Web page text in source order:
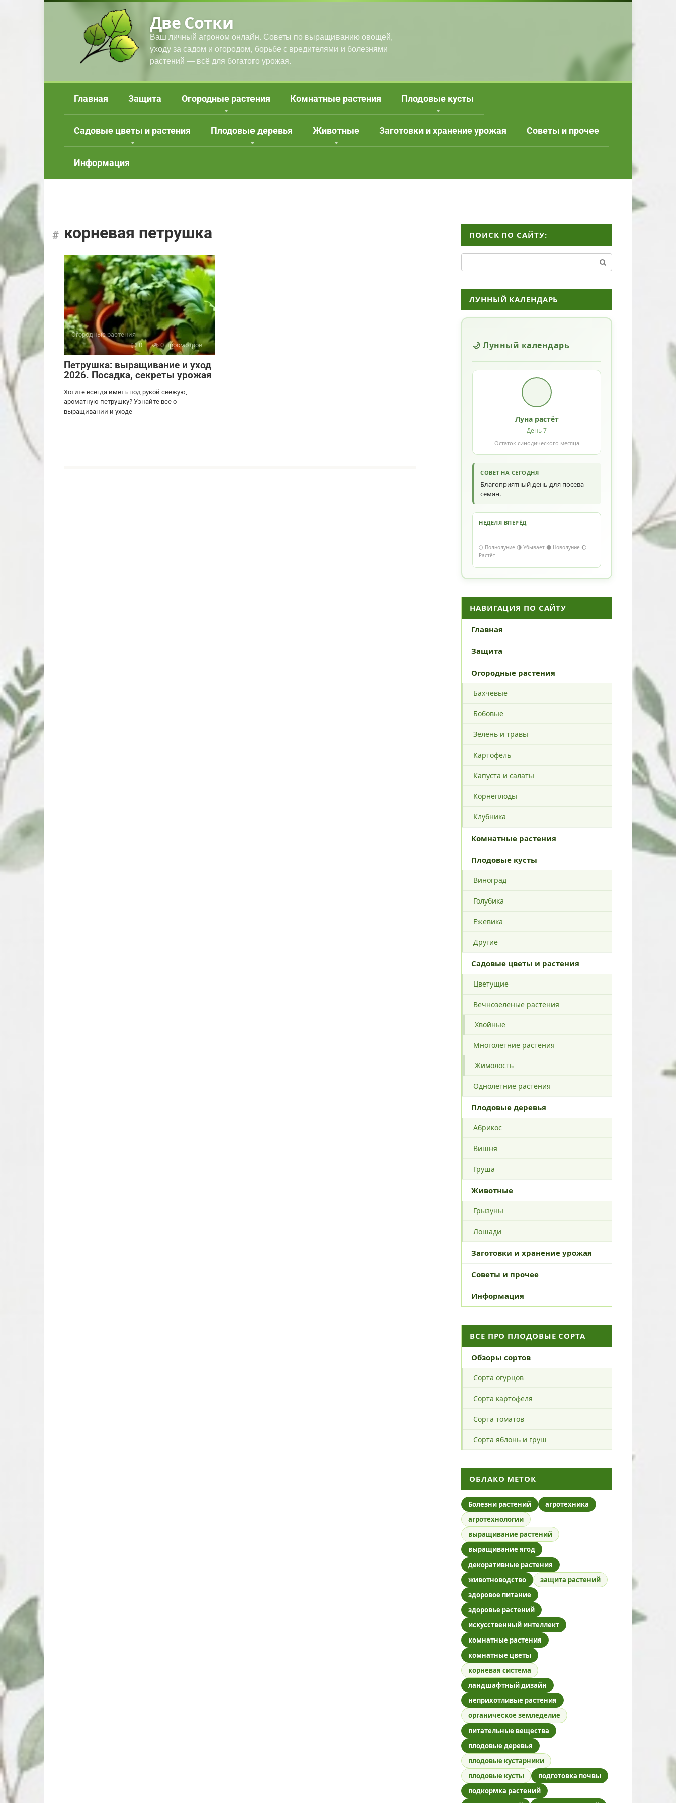
Две Сотки
Ваш личный агроном онлайн. Советы по выращиванию овощей,
уходу за садом и огородом, борьбе с вредителями и болезнями
растений — всё для богатого урожая.
Главная Защита Огородные растения Комнатные растения Плодовые кусты
Садовые цветы и растения Плодовые деревья Животные Заготовки и хранение урожая Советы и прочее
Информация
корневая петрушка
Огородные растения
0
0 просмотров
Петрушка: выращивание и уход
2026. Посадка, секреты урожая
Хотите всегда иметь под рукой свежую,
ароматную петрушку? Узнайте все о
выращивании и уходе
ПОИСК ПО САЙТУ:
ЛУННЫЙ КАЛЕНДАРЬ
🌙 Лунный календарь
Луна растёт
День 7
Остаток синодического месяца
СОВЕТ НА СЕГОДНЯ
Благоприятный день для посева
семян.
НЕДЕЛЯ ВПЕРЁД
🌕 Полнолуние 🌗 Убывает 🌑 Новолуние 🌔
Растёт
НАВИГАЦИЯ ПО САЙТУ
Главная
Защита
Огородные растения
Бахчевые
Бобовые
Зелень и травы
Картофель
Капуста и салаты
Корнеплоды
Клубника
Комнатные растения
Плодовые кусты
Виноград
Голубика
Ежевика
Другие
Садовые цветы и растения
Цветущие
Вечнозеленые растения
Хвойные
Многолетние растения
Жимолость
Однолетние растения
Плодовые деревья
Абрикос
Вишня
Груша
Животные
Грызуны
Лошади
Заготовки и хранение урожая
Советы и прочее
Информация
ВСЕ ПРО ПЛОДОВЫЕ СОРТА
Обзоры сортов
Сорта огурцов
Сорта картофеля
Сорта томатов
Сорта яблонь и груш
ОБЛАКО МЕТОК
Болезни растений
агротехника
агротехнологии
выращивание растений
выращивание ягод
декоративные растения
животноводство
защита растений
здоровое питание
здоровье растений
искусственный интеллект
комнатные растения
комнатные цветы
корневая система
ландшафтный дизайн
неприхотливые растения
органическое земледелие
питательные вещества
плодовые деревья
плодовые кустарники
плодовые кусты
подготовка почвы
подкормка растений